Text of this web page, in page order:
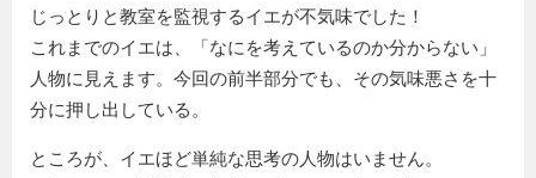
じっとりと教室を監視するイエが不気味でした！
これまでのイエは、「なにを考えているのか分からない」
人物に見えます。今回の前半部分でも、その気味悪さを十
分に押し出している。
ところが、イエほど単純な思考の人物はいません。